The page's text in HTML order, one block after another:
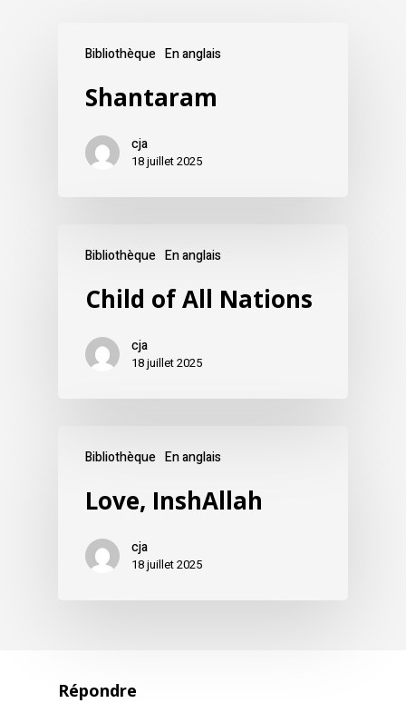
Bibliothèque En anglais
Shantaram
cja
18 juillet 2025
Bibliothèque En anglais
Child of All Nations
cja
18 juillet 2025
Bibliothèque En anglais
Love, InshAllah
cja
18 juillet 2025
Répondre